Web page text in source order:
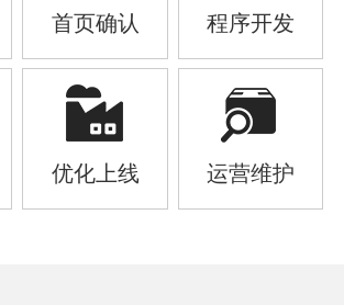
首页确认 程序开发
优化上线 运营维护